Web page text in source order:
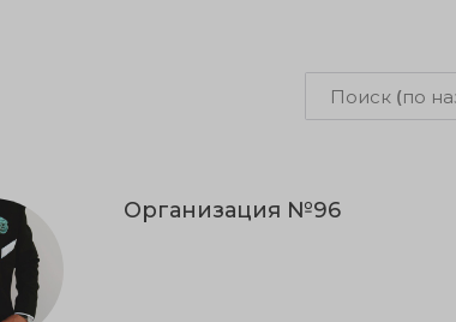
Организация №96